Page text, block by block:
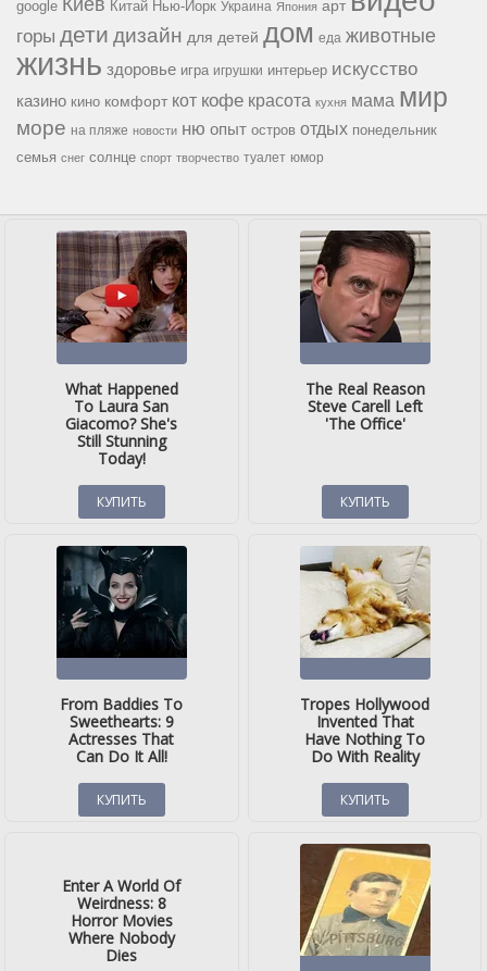
google Китай Нью-Йорк Украина Япония арт
горы дети дизайн для детей дом еда животные
жизнь здоровье игра игрушки интерьер искусство
казино кино комфорт кот кофе красота кухня мама мир
море на пляже новости ню опыт остров отдых понедельник
семья снег солнце спорт творчество туалет юмор